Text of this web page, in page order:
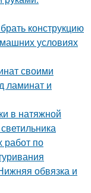
конструкцию
условиях
своими
ламинат и
в натяжной
работ по
обвязка и